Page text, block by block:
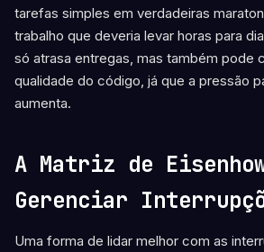
tarefas simples em verdadeiras
trabalho que deveria levar horas para
só atrasa entregas, mas também pode
qualidade do código, já que a pressão
aumenta.
A Matriz de
Gerenciar
Uma forma de lidar melhor com as